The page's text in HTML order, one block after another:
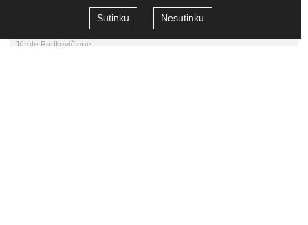
Kaip padėti vaikams valdyti pyktį?
Jūratė Bortkevičienė
Sutinku Nesutinku